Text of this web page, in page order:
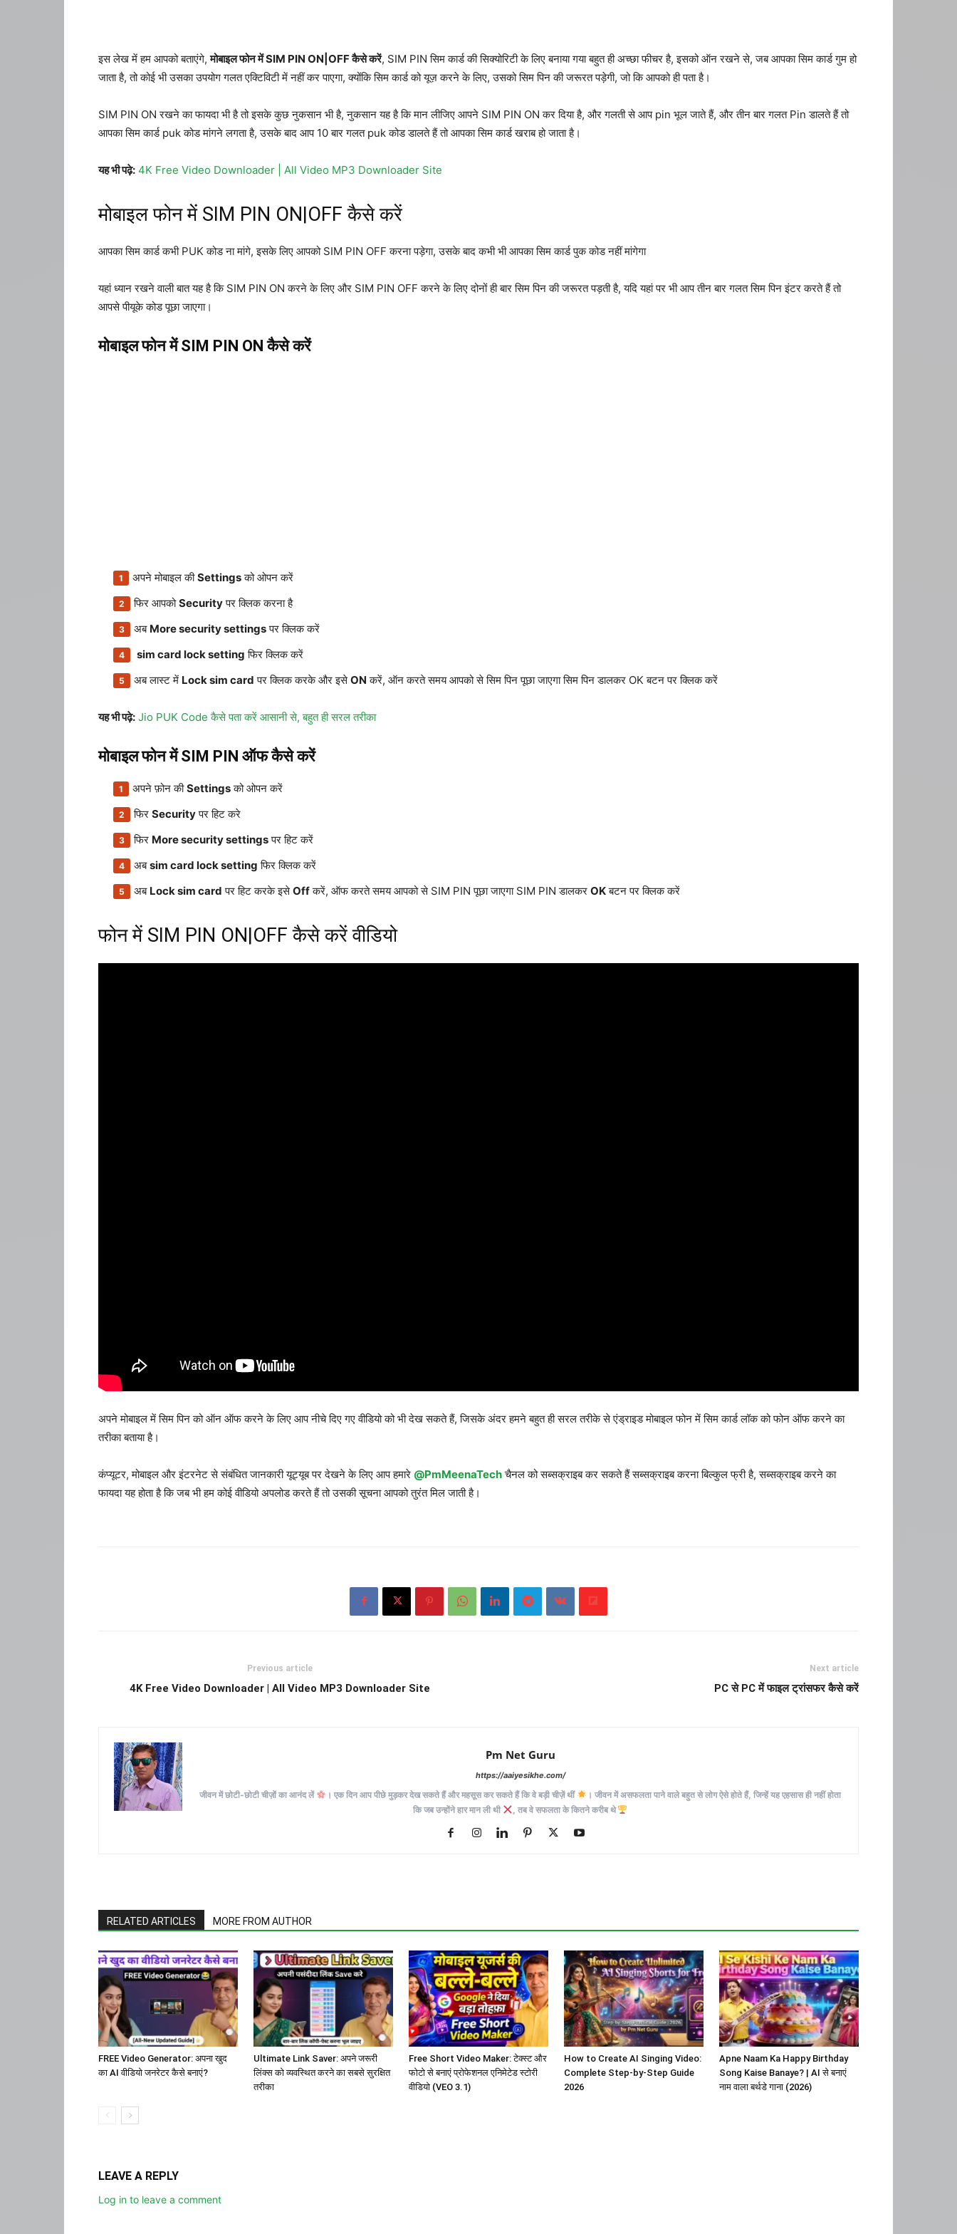
इस लेख में हम आपको बताएंगे,मोबाइल फोन में SIM PIN ON|OFF कैसे करें, SIM PIN सिम कार्ड की सिक्योरिटी के लिए बनाया गया बहुत ही अच्छा फीचर है, इसको ऑन रखने से, जब आपका सिम कार्ड गुम हो
जाता है, तो कोई भी उसका उपयोग गलत एक्टिविटी में नहीं कर पाएगा, क्योंकि सिम कार्ड को यूज़ करने के लिए, उसको सिम पिन की जरूरत पड़ेगी, जो कि आपको ही पता है।
SIM PIN ON रखने का फायदा भी है तो इसके कुछ नुकसान भी है, नुकसान यह है कि मान लीजिए आपने SIM PIN ON कर दिया है, और गलती से आप pin भूल जाते हैं, और तीन बार गलत Pin डालते हैं तो
आपका सिम कार्ड puk कोड मांगने लगता है, उसके बाद आप 10 बार गलत puk कोड डालते हैं तो आपका सिम कार्ड खराब हो जाता है।
यह भी पढ़े: 4K Free Video Downloader | All Video MP3 Downloader Site
मोबाइल फोन में SIM PIN ON|OFF कैसे करें
आपका सिम कार्ड कभी PUK कोड ना मांगे, इसके लिए आपको SIM PIN OFF करना पड़ेगा, उसके बाद कभी भी आपका सिम कार्ड पुक कोड नहीं मांगेगा
यहां ध्यान रखने वाली बात यह है कि SIM PIN ON करने के लिए और SIM PIN OFF करने के लिए दोनों ही बार सिम पिन की जरूरत पड़ती है, यदि यहां पर भी आप तीन बार गलत सिम पिन इंटर करते हैं तो
आपसे पीयूके कोड पूछा जाएगा।
मोबाइल फोन में SIM PIN ON कैसे करें
अपने मोबाइल कीSettingsको ओपन करें
फिर आपकोSecurityपर क्लिक करना है
अब More security settingsपर क्लिक करें
sim card lock setting फिर क्लिक करें
अब लास्ट में Lock sim card पर क्लिक करके और इसेON करें, ऑन करते समय आपको से सिम पिन पूछा जाएगा सिम पिन डालकर OK बटन पर क्लिक करें
यह भी पढ़े: Jio PUK Code कैसे पता करें आसानी से, बहुत ही सरल तरीका
मोबाइल फोन में SIM PIN ऑफ कैसे करें
अपने फ़ोन कीSettingsको ओपन करें
फिर Securityपर हिट करे
फिर More security settingsपर हिट करें
अबsim card lock setting फिर क्लिक करें
अब Lock sim card पर हिट करके इसेOffकरें, ऑफ करते समय आपको से SIM PIN पूछा जाएगा SIM PIN डालकर OKबटन पर क्लिक करें
फोन में SIM PIN ON|OFF कैसे करें वीडियो
अपने मोबाइल में सिम पिन को ऑन ऑफ करने के लिए आप नीचे दिए गए वीडियो को भी देख सकते हैं, जिसके अंदर हमने बहुत ही सरल तरीके से एंड्राइड मोबाइल फोन में सिम कार्ड लॉक को फोन ऑफ करने का
तरीका बताया है।
कंप्यूटर, मोबाइल और इंटरनेट से संबंधित जानकारी यूट्यूब पर देखने के लिए आप हमारे @PmMeenaTechचैनल को सब्सक्राइब कर सकते हैं सब्सक्राइब करना बिल्कुल फ्री है, सब्सक्राइब करने का
फायदा यह होता है कि जब भी हम कोई वीडियो अपलोड करते हैं तो उसकी सूचना आपको तुरंत मिल जाती है।
Previous article
4K Free Video Downloader | All Video MP3 Downloader Site
Next article
PC से PC में फाइल ट्रांसफर कैसे करें
Pm Net Guru
https://aaiyesikhe.com/
जीवन में छोटी-छोटी चीज़ों का आनंद लें । एक दिन आप पीछे मुड़कर देख सकते हैं और महसूस कर सकते हैं कि वे बड़ी चीज़ें थीं
। जीवन में असफलता पाने वाले बहुत से लोग ऐसे होते हैं, जिन्हें यह एहसास ही नहीं होता
कि जब उन्होंने हार मान ली थी
, तब वे सफलता के कितने करीब थे
RELATED ARTICLES MORE FROM AUTHOR
FREE Video Generator: अपना खुद
का AI वीडियो जनरेटर कैसे बनाएं?
Ultimate Link Saver: अपने जरूरी
लिंक्स को व्यवस्थित करने का सबसे सुरक्षित
तरीका
Free Short Video Maker: टेक्स्ट और
फोटो से बनाएं प्रोफेशनल एनिमेटेड स्टोरी
वीडियो (VEO 3.1)
How to Create AI Singing Video:
Complete Step-by-Step Guide
2026
Apne Naam Ka Happy Birthday
Song Kaise Banaye? | AI से बनाएं
नाम वाला बर्थडे गाना (2026)
LEAVE A REPLY
Log in to leave a comment